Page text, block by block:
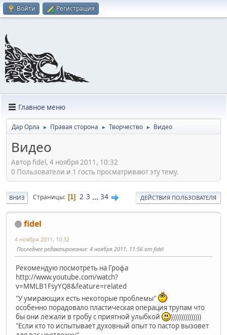
Войти Регистрация
Главное меню
Дар Орла ► Правая сторона ► Творчество ► Видео
Видео
Автор fidel, 4 ноября 2011, 10:32
0 Пользователи и 1 гость просматривают эту тему.
ВНИЗ Страницы 1 2 3 ... 34 ДЕЙСТВИЯ ПОЛЬЗОВАТЕЛЯ
fidel
4 ноября 2011, 10:32
Последнее редактирование: 4 ноября 2011, 11:56 от fidel
Рекомендую посмотреть на Грофа
http://www.youtube.com/watch?
v=MMLB1FsyYQ8&feature=related
"У умирающих есть некоторые проблемы"
особенно порадовало пластическая операция трупам что
бы они лежали в гробу с приятной улыбкой
)))))))))))))))
"Если кто то испытывает духовный опыт то пастор вызовет